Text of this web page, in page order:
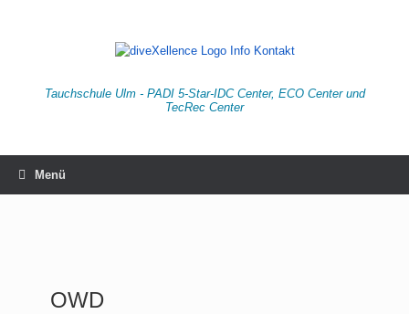
Tauchschule Ulm - PADI 5-Star-IDC Center, ECO Center und
TecRec Center
Menü
OWD